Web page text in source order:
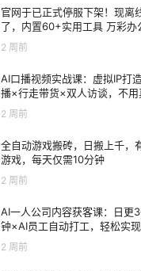
官网于已正式停服下架！现离
了，内置60+实用工具 万彩
x
2 周前
AI口播视频实战课：虚拟IP打
播×行走带货×双人访谈，不
2 周前
全自动游戏搬砖，日搬上千，
游戏，每天仅需10分钟
2 周前
AI一人公司内容获客课：日更
钟×AI员工自动打工，轻松实
2 周前